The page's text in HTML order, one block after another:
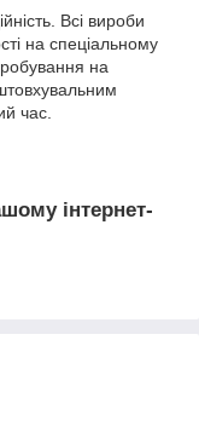
Всі вироби
на спеціальному
на
час.
інтернет-